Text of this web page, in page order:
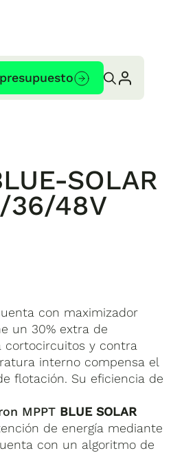
SOLAR
36/48V
con maximizador
un 30% extra de
cortocircuitos y contra
interno compensa el
flotación. Su eficiencia de
MPPT BLUE SOLAR
de energía mediante
con un algoritmo de